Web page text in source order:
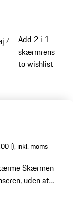
/
Add 2 i 1-
skærmrens
to wishlist
l),inkl. moms
Skærmen
uden at